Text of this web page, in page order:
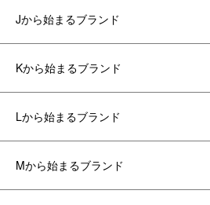
Jから始まるブランド
Kから始まるブランド
Lから始まるブランド
Mから始まるブランド